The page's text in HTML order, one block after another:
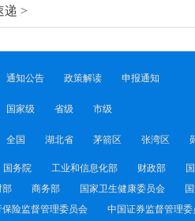
递 >
通知公告 政策解读 申报通知
国家级 省级 市级
全国 湖北省 茅箭区 张湾区
国务院 工业和信息化部 财政部
部
商务部 国家卫生健康委员会
保险监督管理委员会
中国证券监督管理委